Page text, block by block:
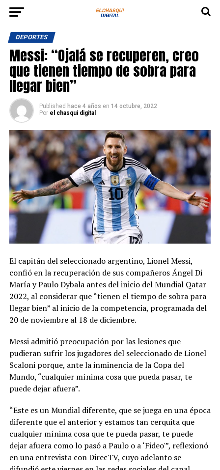
DEPORTES
Messi: “Ojalá se recuperen, creo
que tienen tiempo de sobra para
llegar bien”
Published hace 4 años en 14 octubre, 2022
Por el chasqui digital
El capitán del seleccionado argentino, Lionel Messi,
confió en la recuperación de sus compañeros Ángel Di
María y Paulo Dybala antes del inicio del Mundial Qatar
2022, al considerar que “tienen el tiempo de sobra para
llegar bien” al inicio de la competencia, programada del
20 de noviembre al 18 de diciembre.
Messi admitió preocupación por las lesiones que
pudieran sufrir los jugadores del seleccionado de Lionel
Scaloni porque, ante la inminencia de la Copa del
Mundo, “cualquier mínima cosa que pueda pasar, te
puede dejar afuera”.
“Este es un Mundial diferente, que se juega en una época
diferente que el anterior y estamos tan cerquita que
cualquier mínima cosa que te pueda pasar, te puede
dejar afuera como lo pasó a Paulo o a ‘Fideo'”, reflexionó
en una entrevista con DirecTV, cuyo adelanto se